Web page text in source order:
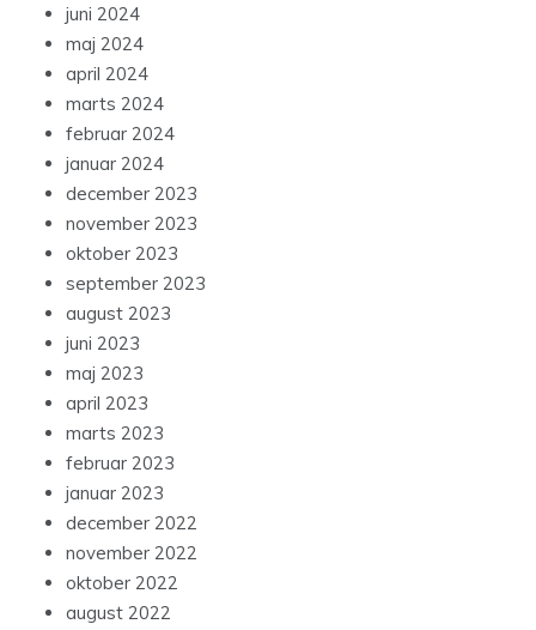
juni 2024
maj 2024
april 2024
marts 2024
februar 2024
januar 2024
december 2023
november 2023
oktober 2023
september 2023
august 2023
juni 2023
maj 2023
april 2023
marts 2023
februar 2023
januar 2023
december 2022
november 2022
oktober 2022
august 2022